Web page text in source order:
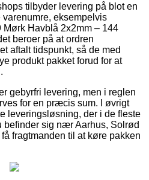
tilbyder levering på blot en
eksempelvis
Havblå 2x2mm – 144
beroer på at ordren
aftalt tidspunkt, så de med
produkt pakket forud for at
gebyrfri levering, men i reglen
for en præcis sum. I øvrigt
leveringsløsning, der i de fleste
sig nær Aarhus, Solrød
fragtmanden til at køre pakken